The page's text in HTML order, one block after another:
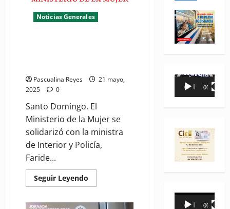
Noticias Generales
Pascualina Reyes
21 mayo,
2025
0
Santo Domingo. El
Ministerio de la Mujer se
solidarizó con la ministra
de Interior y Policía,
Faride...
Seguir Leyendo
more
Reproductor
00:00 00:35
Reproductor
00:00 00:31